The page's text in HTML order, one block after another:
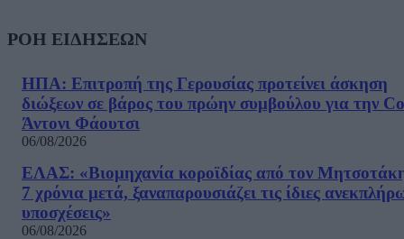
ΡΟΗ ΕΙΔΗΣΕΩΝ
ΗΠΑ: Επιτροπή της Γερουσίας προτείνει άσκηση
διώξεων σε βάρος του πρώην συμβούλου για την
Άντονι Φάουτσι
06/08/2026
ΕΛΑΣ: «Βιομηχανία κοροϊδίας από τον
7 χρόνια μετά, ξαναπαρουσιάζει τις ίδιες
υποσχέσεις»
06/08/2026